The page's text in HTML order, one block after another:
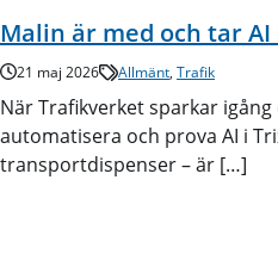
Malin är med och tar
21 maj 2026 Allmänt, Trafik
När Trafikverket sparkar
automatisera och prova AI i
transportdispenser – är […]